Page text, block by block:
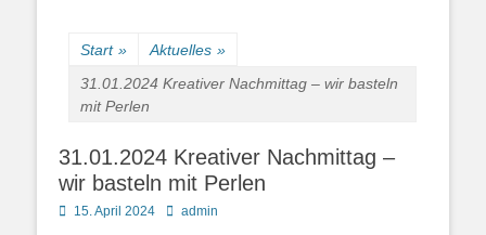
Start » Aktuelles »
31.01.2024 Kreativer Nachmittag – wir basteln
mit Perlen
31.01.2024 Kreativer Nachmittag –
wir basteln mit Perlen
Posted
15. April 2024 Autoradmin